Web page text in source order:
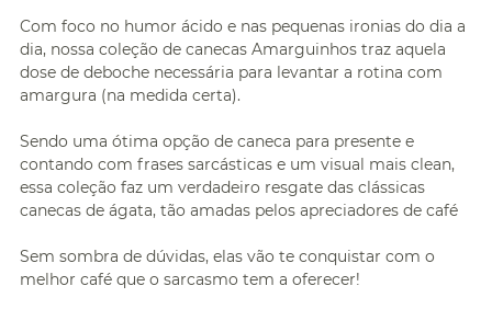
Com foco no humor ácido e nas pequenas ironias do dia a
dia, nossa coleção de canecas Amarguinhos traz aquela
dose de deboche necessária para levantar a rotina com
amargura (na medida certa).
Sendo uma ótima opção de caneca para presente e
contando com frases sarcásticas e um visual mais clean,
essa coleção faz um verdadeiro resgate das clássicas
canecas de ágata, tão amadas pelos apreciadores de café
Sem sombra de dúvidas, elas vão te conquistar com o
melhor café que o sarcasmo tem a oferecer!